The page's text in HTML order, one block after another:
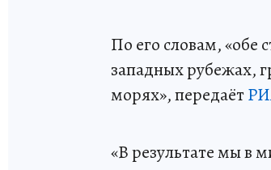
По его словам, «обе
западных рубежах,
морях», передаёт
«В результате мы в